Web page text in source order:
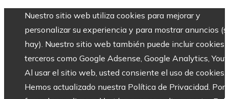
Nuestro sitio web utiliza cookies para mejorar y
personalizar su experiencia y para mostrar anuncios
hay). Nuestro sitio web también puede incluir cookies
terceros como Google Adsense, Google Analytics,
Al usar el sitio web, usted consiente el uso de cookies.
Hemos actualizado nuestra Política de Privacidad. Por